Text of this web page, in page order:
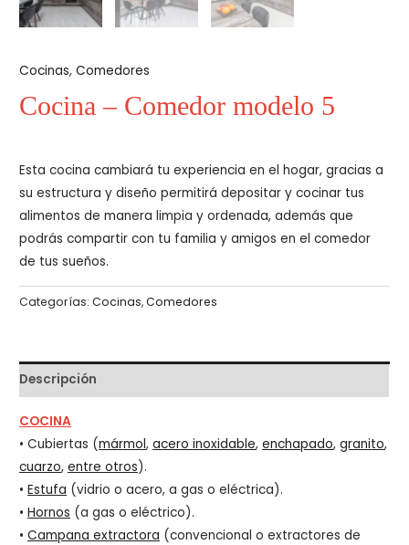
Cocinas,Comedores
Cocina – Comedor modelo 5
Esta cocina cambiará tu experiencia en el hogar, gracias a
su estructura y diseño permitirá depositar y cocinar tus
alimentos de manera limpia y ordenada, además que
podrás compartir con tu familia y amigos en el comedor
de tus sueños.
Categorías:Cocinas,Comedores
Descripción
COCINA
• Cubiertas (mármol,acero inoxidable,enchapado,granito,
cuarzo,entre otros).
•Estufa (vidrio o acero, a gas o eléctrica).
•Hornos (a gas o eléctrico).
•Campana extractora (convencional o extractores de